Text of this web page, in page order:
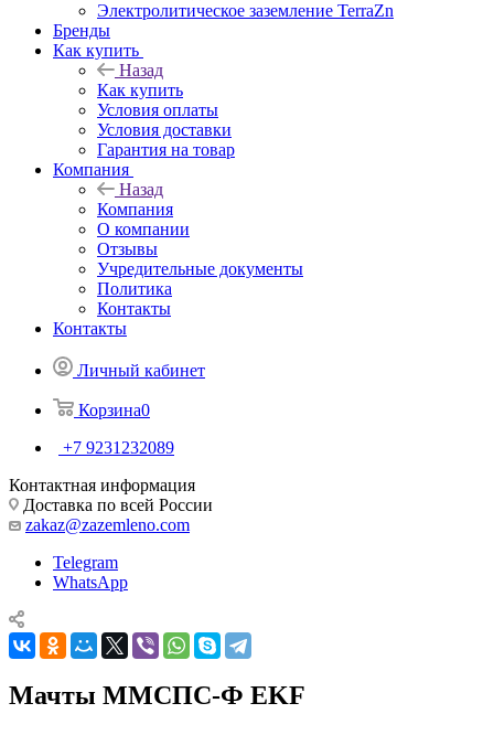
Электролитическое заземление TerraZn
Бренды
Как купить
Назад
Как купить
Условия оплаты
Условия доставки
Гарантия на товар
Компания
Назад
Компания
О компании
Отзывы
Учредительные документы
Политика
Контакты
Контакты
Личный кабинет
Корзина0
+7 9231232089
Контактная информация
Доставка по всей России
zakaz@zazemleno.com
Telegram
WhatsApp
Мачты ММСПС-Ф EKF